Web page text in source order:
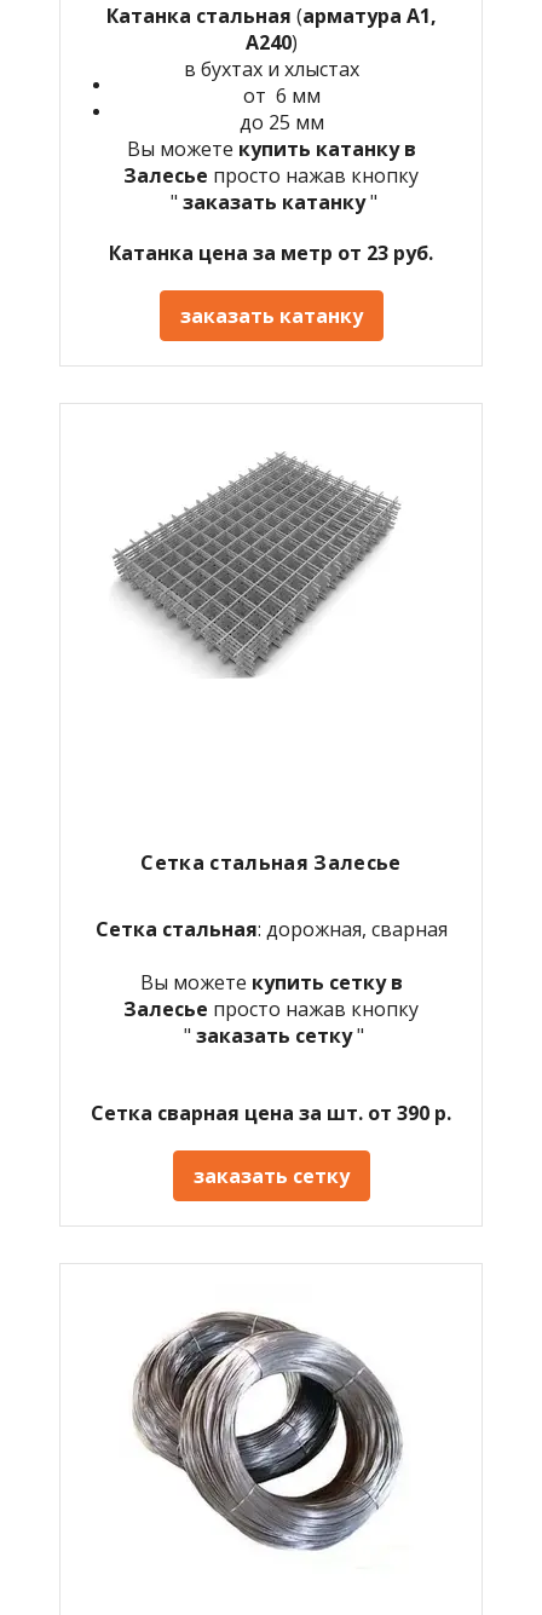
Катанка стальная (арматура А1,
А240)
в бухтах и хлыстах
от 6 мм
до 25 мм
Вы можете купить катанку в
Залесье просто нажав кнопку
" заказать катанку"
Катанка цена за метр от 23 руб.
заказать катанку
Сетка стальная Залесье
Сетка стальная: дорожная, сварная
Вы можете купить сетку в
Залесье просто нажав кнопку
" заказать сетку"
Сетка сварная цена за шт. от 390 р.
заказать сетку